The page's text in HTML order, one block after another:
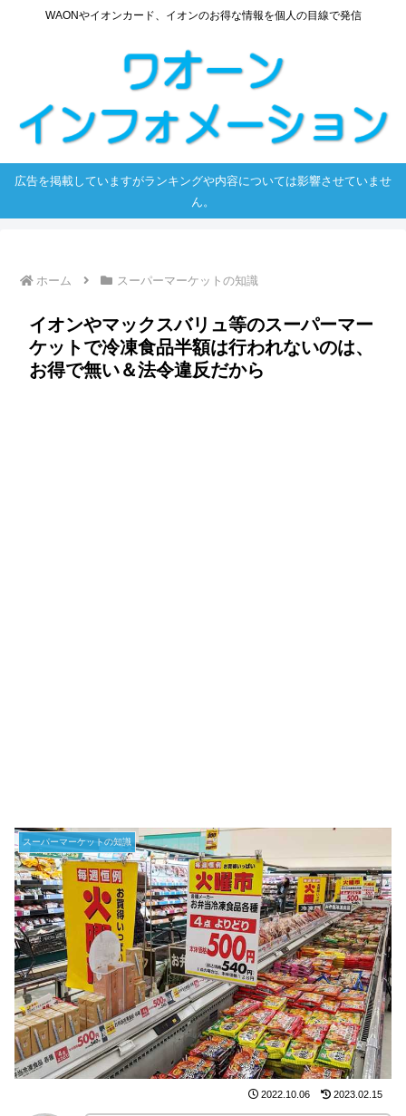
WAONやイオンカード、イオンのお得な情報を個人の目線で発信
広告を掲載していますがランキングや内容については影響させていませ
ん。
ホーム スーパーマーケットの知識
イオンやマックスバリュ等のスーパーマー
ケットで冷凍食品半額は行われないのは、
お得で無い＆法令違反だから
スーパーマーケットの知識
2022.10.06 2023.02.15